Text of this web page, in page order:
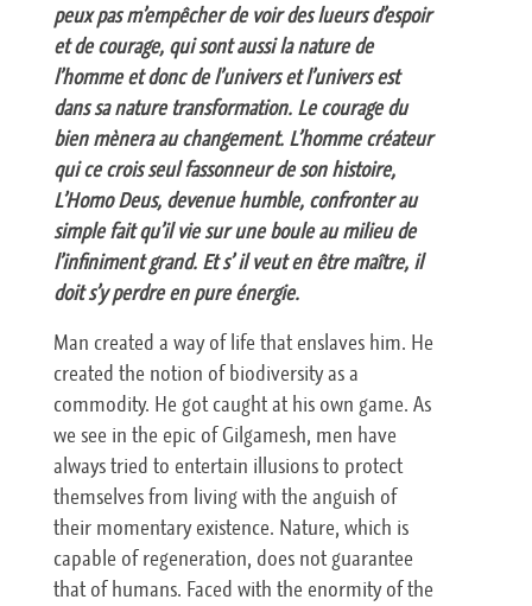
peux pas m’empêcher de voir des lueurs d’espoir
et de courage, qui sont aussi la nature de
l’homme et donc de l’univers et l’univers est
dans sa nature transformation. Le courage du
bien mènera au changement. L’homme créateur
qui ce crois seul fassonneur de son histoire,
L’Homo Deus, devenue humble, confronter au
simple fait qu’il vie sur une boule au milieu de
l’infiniment grand. Et s’ il veut en être maître, il
doit s’y perdre en pure énergie.
Man created a way of life that enslaves him. He
created the notion of biodiversity as a
commodity. He got caught at his own game. As
we see in the epic of Gilgamesh, men have
always tried to entertain illusions to protect
themselves from living with the anguish of
their momentary existence. Nature, which is
capable of regeneration, does not guarantee
that of humans. Faced with the enormity of the